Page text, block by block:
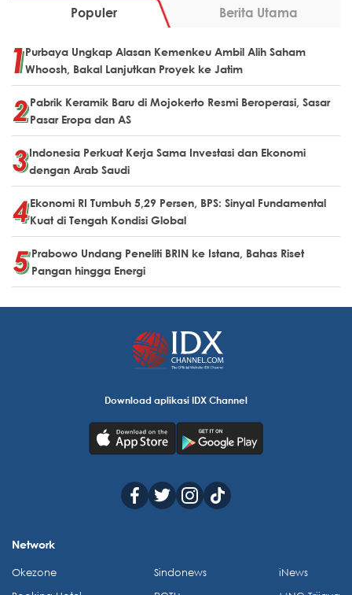
Populer Berita Utama
Purbaya Ungkap Alasan Kemenkeu Ambil Alih Saham
Whoosh, Bakal Lanjutkan Proyek ke Jatim
Pabrik Keramik Baru di Mojokerto Resmi Beroperasi, Sasar
Pasar Eropa dan AS
Indonesia Perkuat Kerja Sama Investasi dan Ekonomi
dengan Arab Saudi
Ekonomi RI Tumbuh 5,29 Persen, BPS: Sinyal Fundamental
Kuat di Tengah Kondisi Global
Prabowo Undang Peneliti BRIN ke Istana, Bahas Riset
Pangan hingga Energi
Download aplikasi IDX Channel
Network
Okezone
Sindonews
iNews